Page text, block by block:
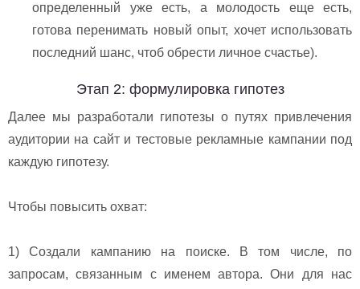
определенный уже есть, а молодость еще есть,
готова перенимать новый опыт, хочет использовать
последний шанс, чтоб обрести личное счастье).
Этап 2: формулировка гипотез
Далее мы разработали гипотезы о путях привлечения
аудитории на сайт и тестовые рекламные кампании под
каждую гипотезу.
Чтобы повысить охват:
1) Создали кампанию на поиске. В том числе, по
запросам, связанным с именем автора. Они для нас